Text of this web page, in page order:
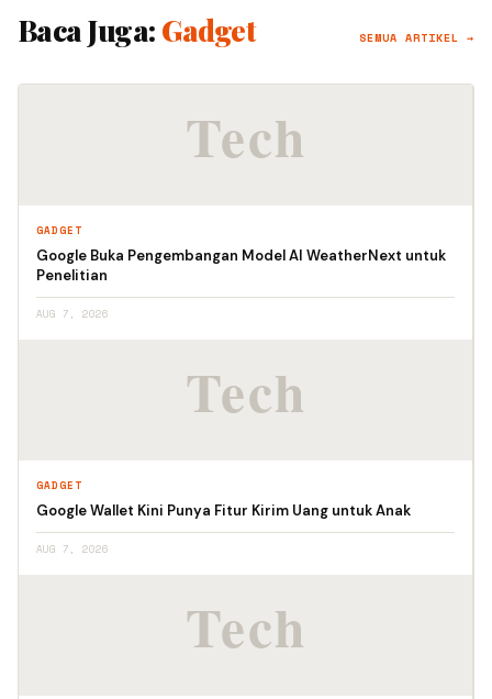
Baca Juga: Gadget SEMUA ARTIKEL →
GADGET
Google Buka Pengembangan Model AI WeatherNext untuk
Penelitian
AUG 7, 2026
GADGET
Google Wallet Kini Punya Fitur Kirim Uang untuk Anak
AUG 7, 2026